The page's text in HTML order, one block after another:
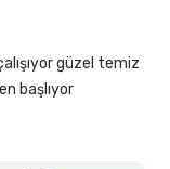
güzel temiz
başlıyor